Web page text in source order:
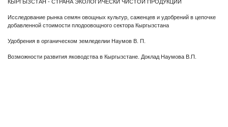
КЫРГЫЗСТАН - СТРАНА ЭКОЛОГИЧЕСКИ ЧИСТОЙ ПРОДУКЦИИ
Исследование рынка семян овощных культур, саженцев и удобрений в цепочке
добавленной стоимости плодоовощного сектора Кыргызстана
Удобрения в органическом земледелии Наумов В. П.
Возможности развития яководства в Кыргызстане. Доклад Наумова В.П.